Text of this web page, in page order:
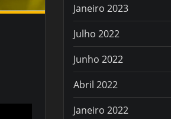
Janeiro 2023
Julho 2022
Junho 2022
Abril 2022
Janeiro 2022